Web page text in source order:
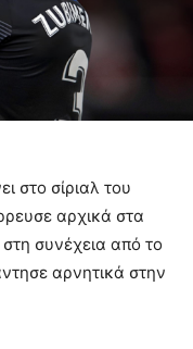
στο σίριαλ του
αρχικά στα
συνέχεια από το
αρνητικά στην